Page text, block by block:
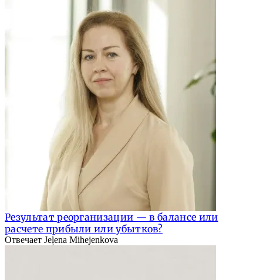
Результат реорганизации — в балансе или
расчете прибыли или убытков?
Отвечает Jeļena Mihejenkova